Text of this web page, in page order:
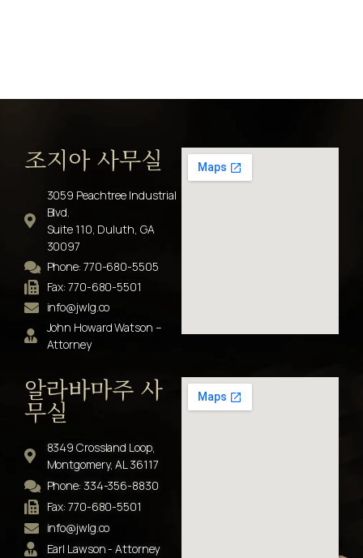
조지아 사무실
3059 Peachtree Industrial
Blvd.
Suite 110, Duluth, GA
30097
Phone: 770-680-5505
Fax: 770-680-5501
info@jwlg.co
John Howard Watson –
Attorney
알라바마주 사
무실
8349 Crossland Loop,
Montgomery, AL 36117
Phone: 334-356-8830
Fax: 770-680-5501
info@jwlg.co
Earl Lawson - Attorney